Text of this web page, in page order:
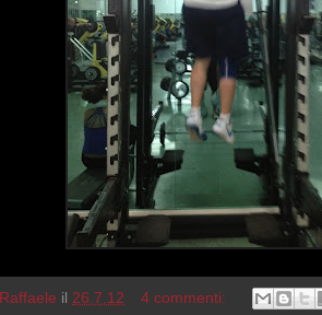
Raffaele il 26.7.12
4 commenti: